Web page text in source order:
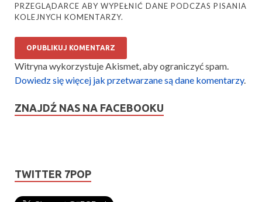
PRZEGLĄDARCE ABY WYPEŁNIĆ DANE PODCZAS PISANIA
KOLEJNYCH KOMENTARZY.
Witryna wykorzystuje Akismet, aby ograniczyć spam.
Dowiedz się więcej jak przetwarzane są dane komentarzy.
ZNAJDŹ NAS NA FACEBOOKU
TWITTER 7POP